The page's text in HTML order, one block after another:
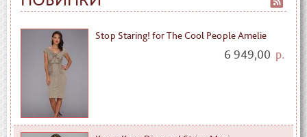
Stop Staring! for The Cool People Amelie
6 949,00 р.